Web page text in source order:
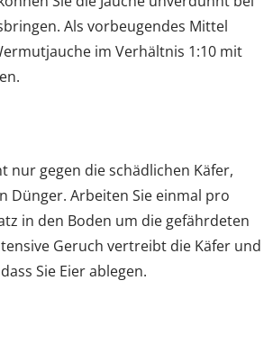
Als vorbeugendes Mittel
im Verhältnis 1:10 mit
nur gegen die schädlichen Käfer,
Dünger. Arbeiten Sie einmal pro
in den Boden um die gefährdeten
Geruch vertreibt die Käfer und
Sie Eier ablegen.